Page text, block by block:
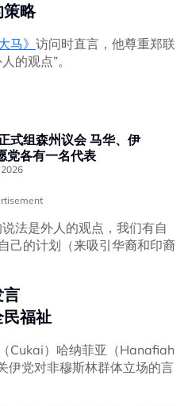
策略
马》 访问时直言，他尊重郑联
的观点”。
森州议会 马华、伊
党各有一名代表
法是外人的观点，我们有自
己的计划（来吸引华裔和印裔
言
福祉
Cukai）哈纳菲亚（Hanafiah
伊党对非穆斯林群体立场的言